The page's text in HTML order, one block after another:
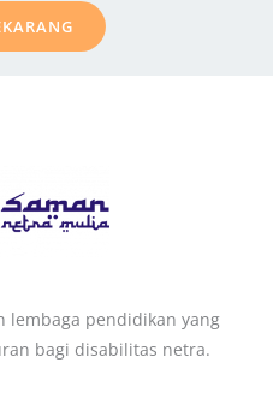
lembaga pendidikan yang
bagi disabilitas netra.